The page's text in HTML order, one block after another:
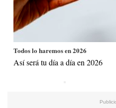
Todos lo haremos en 2026
Así será tu día a día en 2026